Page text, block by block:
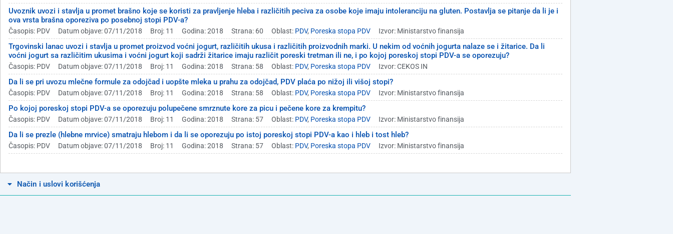
Uvoznik uvozi i stavlja u promet brašno koje se koristi za pravljenje hleba i različitih peciva za osobe koje imaju intoleranciju na gluten. Postavlja se pitanje da li je i
ova vrsta brašna oporeziva po posebnoj stopi PDV-a?
Časopis: PDV Datum objave: 07/11/2018 Broj: 11 Godina: 2018 Strana: 60 Oblast: PDV, Poreska stopa PDV Izvor: Ministarstvo finansija
Trgovinski lanac uvozi i stavlja u promet proizvod voćni jogurt, različitih ukusa i različitih proizvodnih marki. U nekim od voćnih jogurta nalaze se i žitarice. Da li
voćni jogurt sa različitim ukusima i voćni jogurt koji sadrži žitarice imaju različit poreski tretman ili ne, i po kojoj poreskoj stopi PDV-a se oporezuju?
Časopis: PDV Datum objave: 07/11/2018 Broj: 11 Godina: 2018 Strana: 58 Oblast: PDV, Poreska stopa PDV Izvor: CEKOS IN
Da li se pri uvozu mlečne formule za odojčad i uopšte mleka u prahu za odojčad, PDV plaća po nižoj ili višoj stopi?
Časopis: PDV Datum objave: 07/11/2018 Broj: 11 Godina: 2018 Strana: 58 Oblast: PDV, Poreska stopa PDV Izvor: Ministarstvo finansija
Po kojoj poreskoj stopi PDV-a se oporezuju polupečene smrznute kore za picu i pečene kore za krempitu?
Časopis: PDV Datum objave: 07/11/2018 Broj: 11 Godina: 2018 Strana: 57 Oblast: PDV, Poreska stopa PDV Izvor: Ministarstvo finansija
Da li se prezle (hlebne mrvice) smatraju hlebom i da li se oporezuju po istoj poreskoj stopi PDV-a kao i hleb i tost hleb?
Časopis: PDV Datum objave: 07/11/2018 Broj: 11 Godina: 2018 Strana: 57 Oblast: PDV, Poreska stopa PDV Izvor: Ministarstvo finansija
Način i uslovi korišćenja